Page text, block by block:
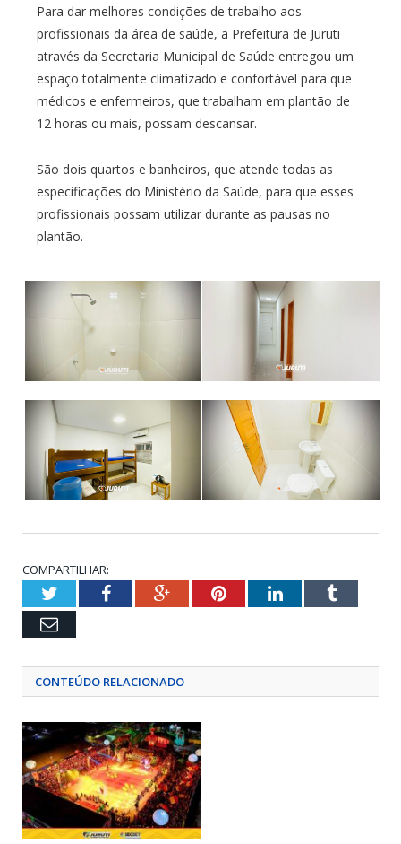
Para dar melhores condições de trabalho aos
profissionais da área de saúde, a Prefeitura de Juruti
através da Secretaria Municipal de Saúde entregou um
espaço totalmente climatizado e confortável para que
médicos e enfermeiros, que trabalham em plantão de
12 horas ou mais, possam descansar.
São dois quartos e banheiros, que atende todas as
especificações do Ministério da Saúde, para que esses
profissionais possam utilizar durante as pausas no
plantão.
COMPARTILHAR:
TwitterFacebookGoogle+PinterestLinkedInTumblr
Email
CONTEÚDO RELACIONADO